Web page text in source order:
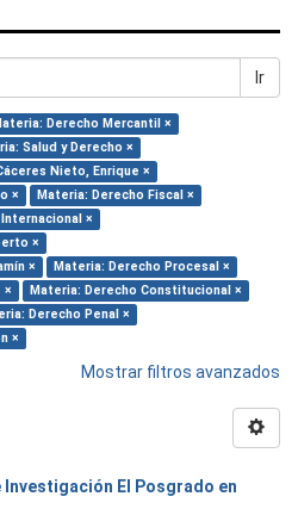
Ir
Derecho Mercantil ×
Salud y Derecho ×
Nieto, Enrique ×
×
Materia: Derecho Fiscal ×
×
×
×
Materia: Derecho Procesal ×
×
Materia: Derecho Constitucional ×
Derecho Penal ×
×
Mostrar filtros avanzados
Investigación El Posgrado en